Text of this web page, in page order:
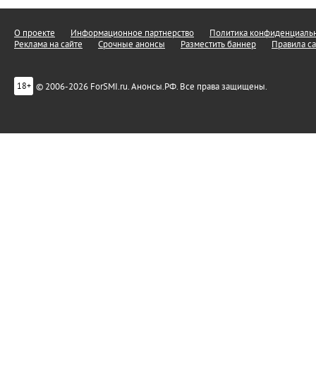
О проекте Информационное партнерство
Политика
Реклама на сайте
Срочные анонсы Разместить баннер Правила
18+ © 2006-2026 ForSMI.ru. Анонсы.РФ. Все права защищены.